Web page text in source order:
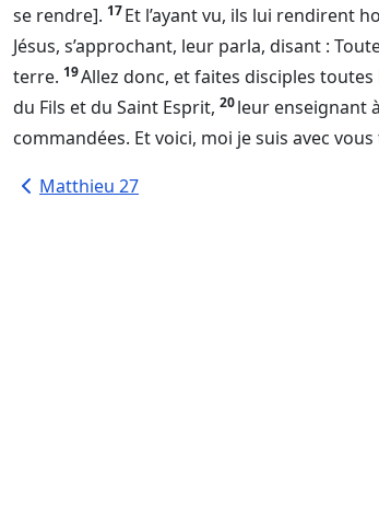
se rendre]. 17Et l’ayant vu, ils lui rendirent
Jésus, s’approchant, leur parla, disant :
terre. 19Allez donc, et faites disciples
du Fils et du Saint Esprit, 20leur enseignant
commandées. Et voici, moi je suis avec
Matthieu 27